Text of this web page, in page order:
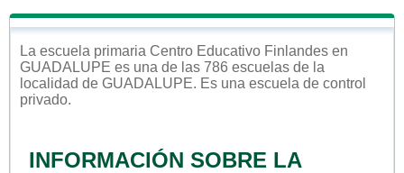
La escuela primaria Centro Educativo Finlandes en
GUADALUPE es una de las 786 escuelas de la
localidad de GUADALUPE. Es una escuela de control
privado.
INFORMACIÓN SOBRE LA